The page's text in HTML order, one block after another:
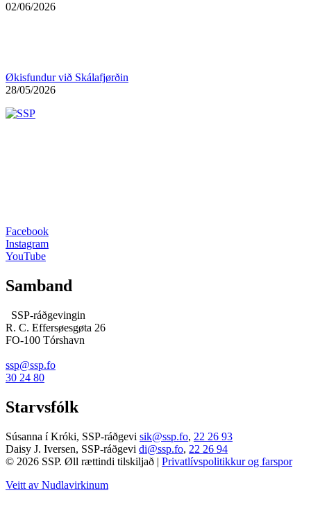
02/06/2026
Økisfundur við Skálafjørðin
28/05/2026
Facebook
Instagram
YouTube
Samband
SSP-ráðgevingin
R. C. Effersøesgøta 26
FO-100 Tórshavn
ssp@ssp.fo
30 24 80
Starvsfólk
Súsanna í Króki, SSP-ráðgevi sik@ssp.fo, 22 26 93
Daisy J. Iversen, SSP-ráðgevi di@ssp.fo, 22 26 94
© 2026 SSP. Øll rættindi tilskiljað | Privatlívspolitikkur og farspor
Veitt av Nudlavirkinum